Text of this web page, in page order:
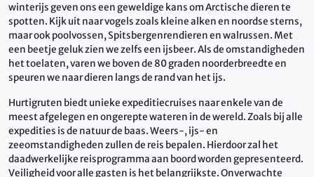
winterijs geven ons een geweldige kans om Arctische dieren te
spotten. Kijk uit naar vogels zoals kleine alken en noordse sterns,
maar ook poolvossen, Spitsbergenrendieren en walrussen. Met
een beetje geluk zien we zelfs een ijsbeer. Als de omstandigheden
het toelaten, varen we boven de 80 graden noorderbreedte en
speuren we naar dieren langs de rand van het ijs.
Hurtigruten biedt unieke expeditiecruises naar enkele van de
meest afgelegen en ongerepte wateren in de wereld. Zoals bij alle
expedities is de natuur de baas. Weers-, ijs- en
zeeomstandigheden zullen de reis bepalen. Hierdoor zal het
daadwerkelijke reisprogramma aan boord worden gepresenteerd.
Veiligheid voor alle gasten is het belangrijkste. Onverwachte